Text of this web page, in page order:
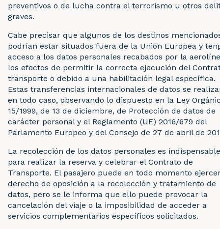
preventivos o de lucha contra el terrorismo u otros
graves.
Cabe precisar que algunos de los destinos
podrían estar situados fuera de la Unión Europea y
acceso a los datos personales recabados por la
los efectos de permitir la correcta ejecución del
transporte o debido a una habilitación legal específica.
Estas transferencias internacionales de datos se
en todo caso, observando lo dispuesto en la Ley
15/1999, de 13 de diciembre, de Protección de datos de
carácter personal y el Reglamento (UE) 2016/679 del
Parlamento Europeo y del Consejo de 27 de abril de
La recolección de los datos personales es indispensable
para realizar la reserva y celebrar el Contrato de
Transporte. El pasajero puede en todo momento
derecho de oposición a la recolección y tratamiento de
datos, pero se le informa que ello puede provocar la
cancelación del viaje o la imposibilidad de acceder a
servicios complementarios específicos solicitados.